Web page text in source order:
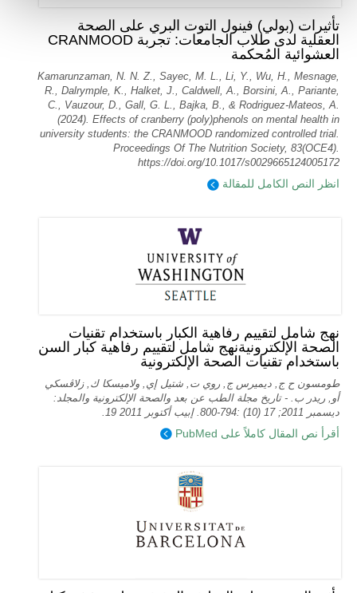
تأثيرات (بولي) فينول التوت البري على الصحة
العقلية لدى طلاب الجامعات: تجربة CRANMOOD
العشوائية المُحكمة
Kamarunzaman, N. N. Z., Sayec, M. L., Li, Y., Wu, H., Mesnage,
R., Dalrymple, K., Halket, J., Caldwell, A., Borsini, A., Pariante,
C., Vauzour, D., Gall, G. L., Bajka, B., & Rodriguez-Mateos, A.
(2024). Effects of cranberry (poly)phenols on mental health in
university students: the CRANMOOD randomized controlled trial.
Proceedings Of The Nutrition Society, 83(OCE4).
https://doi.org/10.1017/s0029665124005172
انظر النص الكامل للمقالة
نهج شامل لتقييم رفاهية الكبار باستخدام تقنيات
الصحة الإلكترونيةنهج شامل لتقييم رفاهية كبار السن
باستخدام تقنيات الصحة الإلكترونية
طومسون ح ج, ديميرس ج, روي ت, شتيل إي, ولاميسكا ك, زلاڤسكي
أو, ريدر ب. - تاريخ مجلة الطب عن بعد والصحة الإلكترونية والمجلد:
ديسمبر 2011; 17 (10) :794-800. إبيب أكتوبر 2011 19.
أقرأ نص المقال كاملاً على PubMed